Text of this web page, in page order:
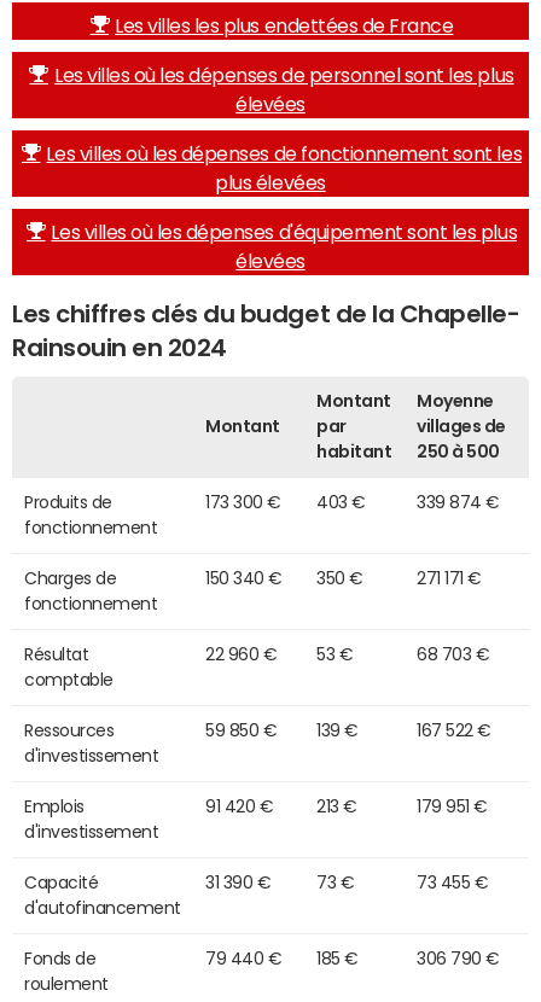
Les villes les plus endettées de France
Les villes où les dépenses de personnel sont les plus
élevées
Les villes où les dépenses de fonctionnement sont les
plus élevées
Les villes où les dépenses d'équipement sont les plus
élevées
Les chiffres clés du budget de la Chapelle-
Rainsouin en 2024
Montant
Montant
par
habitant
Moyenne
villages de
250 à 500
Produits de
fonctionnement
173 300 € 403 € 339 874 €
Charges de
fonctionnement
150 340 € 350 € 271 171 €
Résultat
comptable
22 960 € 53 € 68 703 €
Ressources
d'investissement
59 850 € 139 € 167 522 €
Emplois
d'investissement
91 420 € 213 € 179 951 €
Capacité
d'autofinancement
31 390 € 73 € 73 455 €
Fonds de
roulement
79 440 € 185 € 306 790 €